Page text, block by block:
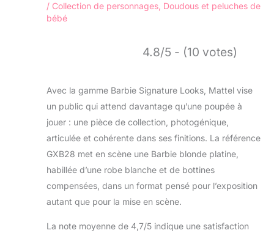
/ Collection de personnages Doudous et peluches de
bébé
4.8/5 - (10 votes)
Avec la gamme Barbie Signature Looks, Mattel vise
un public qui attend davantage qu’une poupée à
jouer : une pièce de collection, photogénique,
articulée et cohérente dans ses finitions. La référence
GXB28 met en scène une Barbie blonde platine,
habillée d’une robe blanche et de bottines
compensées, dans un format pensé pour l’exposition
autant que pour la mise en scène.
La note moyenne de 4,7/5 indique une satisfaction